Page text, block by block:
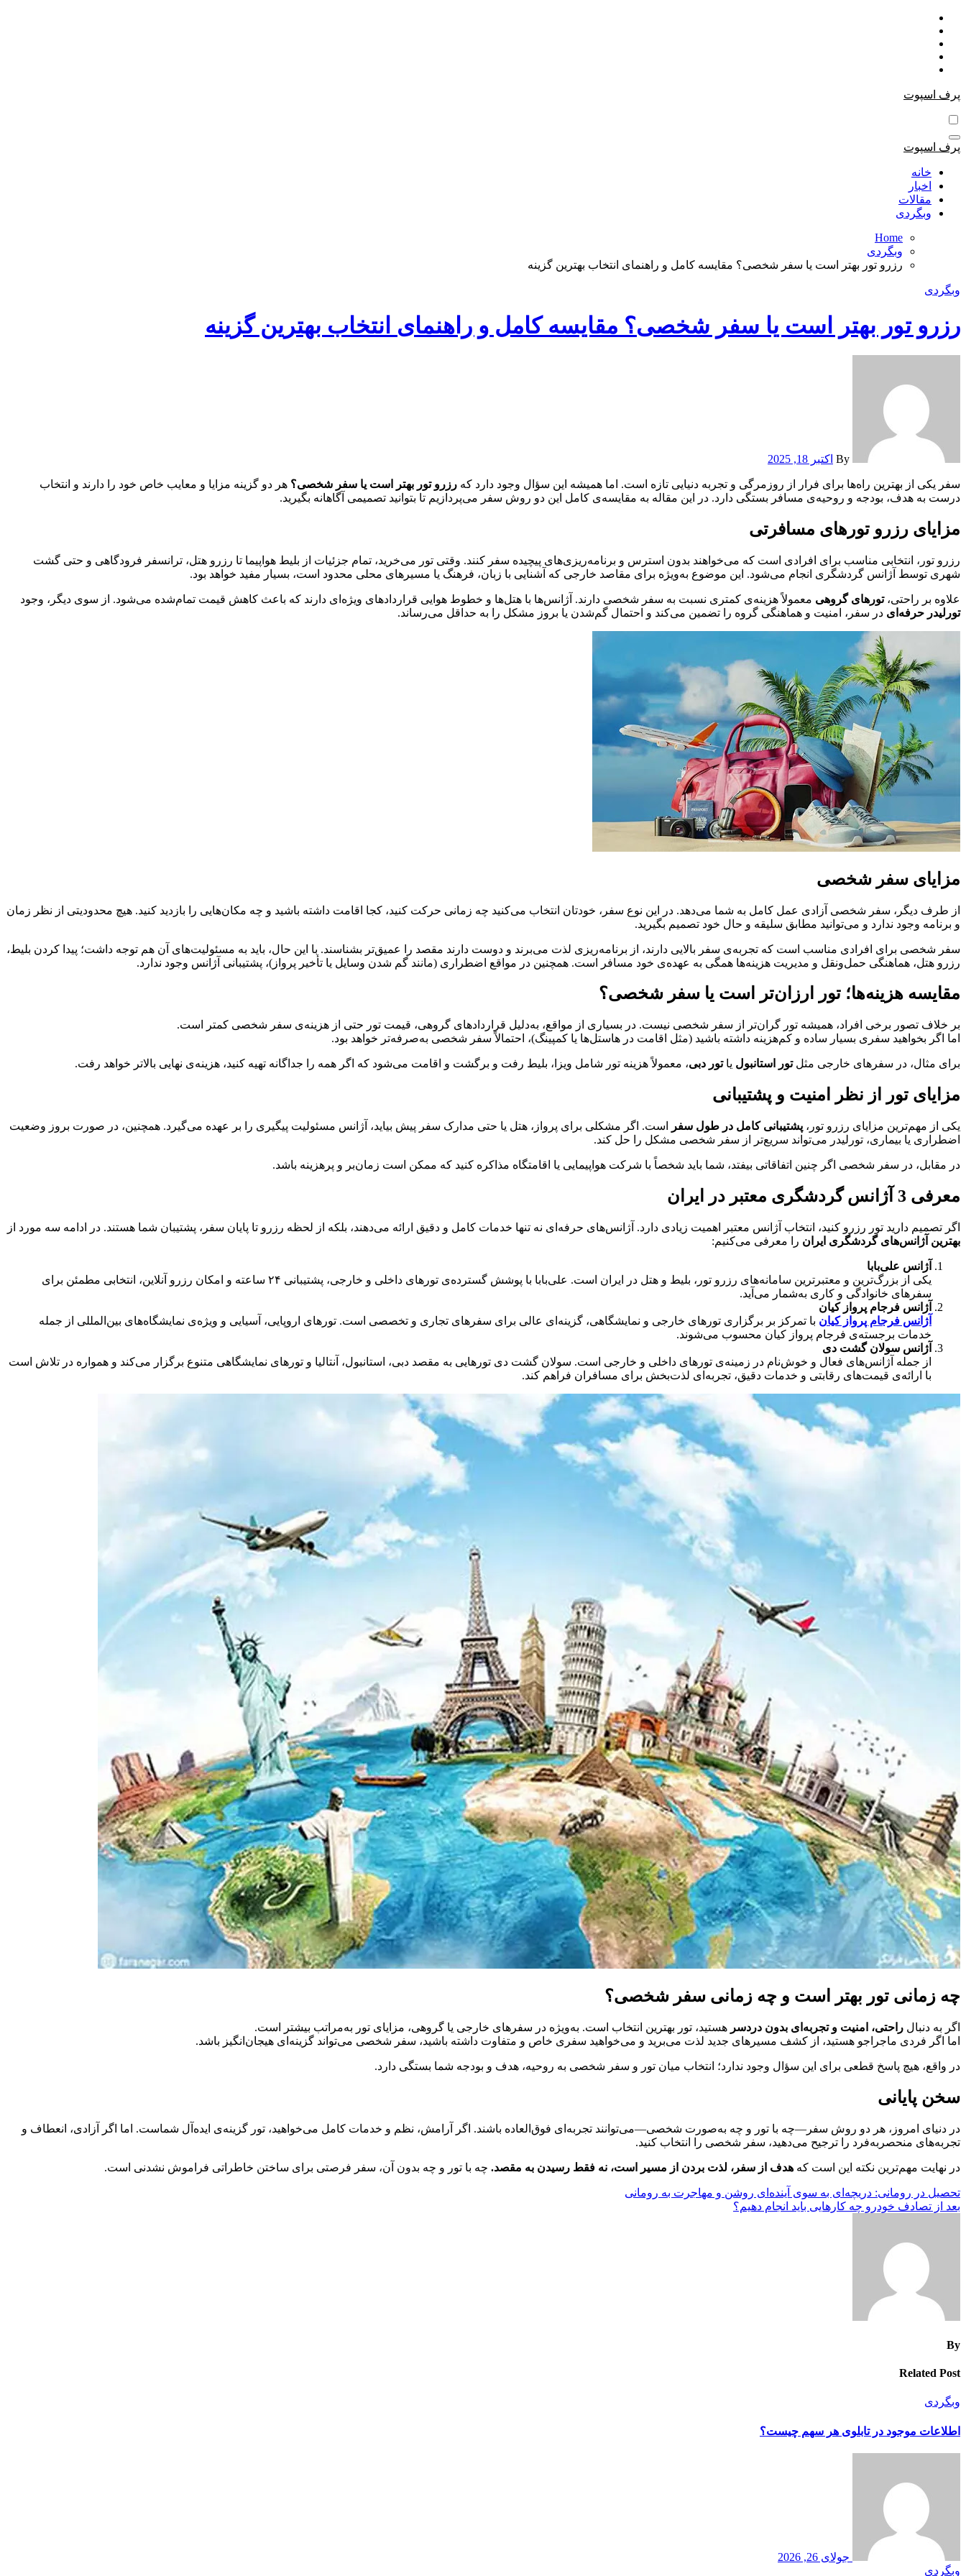
Skip
content
پرف اسپوت
پرف اسپوت
خانه
اخبار
مقالات
وبگردی
Home
وبگردی
رزرو تور بهتر است یا سفر شخصی؟ مقایسه کامل و راهنمای انتخاب بهترین گزینه
وبگردی
رزرو تور بهتر است یا سفر شخصی؟ مقایسه کامل و راهنمای انتخاب بهترین گزینه
اکتبر 18, 2025
سفر یکی از بهترین راه‌ها برای فرار از روزمرگی و تجربه دنیایی تازه است. اما همیشه این سؤال وجود دارد که رزرو تور بهتر است یا سفر شخصی؟ هر دو گزینه مزایا و معایب خاص خود را دارند و انتخاب
درست به هدف، بودجه و روحیه‌ی مسافر بستگی دارد. در این مقاله به مقایسه‌ی کامل این دو روش سفر می‌پردازیم تا بتوانید تصمیمی آگاهانه بگیرید.
مزایای رزرو تورهای مسافرتی
رزرو تور، انتخابی مناسب برای افرادی است که می‌خواهند بدون استرس و برنامه‌ریزی‌های پیچیده سفر کنند. وقتی تور می‌خرید، تمام جزئیات از بلیط هواپیما تا رزرو هتل، ترانسفر فرودگاهی و حتی گشت
شهری توسط آژانس گردشگری انجام می‌شود. این موضوع به‌ویژه برای مقاصد خارجی که آشنایی با زبان، فرهنگ یا مسیرهای محلی محدود است، بسیار مفید خواهد بود.
علاوه بر راحتی،تورهای گروهی معمولاً هزینه‌ی کمتری نسبت به سفر شخصی دارند. آژانس‌ها با هتل‌ها و خطوط هوایی قراردادهای ویژه‌ای دارند که باعث کاهش قیمت تمام‌شده می‌شود. از سوی دیگر، وجود
تورلیدر حرفه‌ای در سفر، امنیت و هماهنگی گروه را تضمین می‌کند و احتمال گم‌شدن یا بروز مشکل را به حداقل می‌رساند.
مزایای سفر شخصی
از طرف دیگر، سفر شخصی آزادی عمل کامل به شما می‌دهد. در این نوع سفر، خودتان انتخاب می‌کنید چه زمانی حرکت کنید، کجا اقامت داشته باشید و چه مکان‌هایی را بازدید کنید. هیچ محدودیتی از نظر زمان
و برنامه وجود ندارد و می‌توانید مطابق سلیقه و حال خود تصمیم بگیرید.
سفر شخصی برای افرادی مناسب است که تجربه‌ی سفر بالایی دارند، از برنامه‌ریزی لذت می‌برند و دوست دارند مقصد را عمیق‌تر بشناسند. با این حال، باید به مسئولیت‌های آن هم توجه داشت؛ پیدا کردن بلیط،
رزرو هتل، هماهنگی حمل‌ونقل و مدیریت هزینه‌ها همگی به عهده‌ی خود مسافر است. همچنین در مواقع اضطراری (مانند گم شدن وسایل یا تأخیر پرواز)، پشتیبانی آژانس وجود ندارد.
مقایسه هزینه‌ها؛ تور ارزان‌تر است یا سفر شخصی؟
بر خلاف تصور برخی افراد، همیشه تور گران‌تر از سفر شخصی نیست. در بسیاری از مواقع، به‌دلیل قراردادهای گروهی، قیمت تور حتی از هزینه‌ی سفر شخصی کمتر است.
اما اگر بخواهید سفری بسیار ساده و کم‌هزینه داشته باشید (مثل اقامت در هاستل‌ها یا کمپینگ)، احتمالاً سفر شخصی به‌صرفه‌تر خواهد بود.
برای مثال، در سفرهای خارجی مثلتور استانبول یاتور دبی، معمولاً هزینه تور شامل ویزا، بلیط رفت و برگشت و اقامت می‌شود که اگر همه را جداگانه تهیه کنید، هزینه‌ی نهایی بالاتر خواهد رفت.
مزایای تور از نظر امنیت و پشتیبانی
یکی از مهم‌ترین مزایای رزرو تور، پشتیبانی کامل در طول سفر
است. اگر مشکلی برای پرواز، هتل یا حتی مدارک سفر پیش بیاید، آژانس مسئولیت پیگیری را بر عهده می‌گیرد. همچنین، در صورت بروز وضعیت
اضطراری یا بیماری، تورلیدر می‌تواند سریع‌تر از سفر شخصی مشکل را حل کند.
در مقابل، در سفر شخصی اگر چنین اتفاقاتی بیفتد، شما باید شخصاً با شرکت هواپیمایی یا اقامتگاه مذاکره کنید که ممکن است زمان‌بر و پرهزینه باشد.
معرفی 3 آژانس گردشگری معتبر در ایران
اگر تصمیم دارید تور رزرو کنید، انتخاب آژانس معتبر اهمیت زیادی دارد. آژانس‌های حرفه‌ای نه تنها خدمات کامل و دقیق ارائه می‌دهند، بلکه از لحظه رزرو تا پایان سفر، پشتیبان شما هستند. در ادامه سه مورد از
بهترین آژانس‌های گردشگری ایران را معرفی می‌کنیم:
آژانس علی‌بابا
یکی از بزرگ‌ترین و معتبرترین سامانه‌های رزرو تور، بلیط و هتل در ایران است. علی‌بابا با پوشش گسترده‌ی تورهای داخلی و خارجی، پشتیبانی ۲۴ ساعته و امکان رزرو آنلاین، انتخابی مطمئن برای
سفرهای خانوادگی و کاری به‌شمار می‌آید.
آژانس فرجام پرواز کیان
آژانس فرجام پرواز کیان با تمرکز بر برگزاری تورهای خارجی و نمایشگاهی، گزینه‌ای عالی برای سفرهای تجاری و تخصصی است. تورهای اروپایی، آسیایی و ویژه‌ی نمایشگاه‌های بین‌المللی از جمله
خدمات برجسته‌ی فرجام پرواز کیان محسوب می‌شوند.
آژانس سولان گشت دی
از جمله آژانس‌های فعال و خوش‌نام در زمینه‌ی تورهای داخلی و خارجی است. سولان گشت دی تورهایی به مقصد دبی، استانبول، آنتالیا و تورهای نمایشگاهی متنوع برگزار می‌کند و همواره در تلاش است
با ارائه‌ی قیمت‌های رقابتی و خدمات دقیق، تجربه‌ای لذت‌بخش برای مسافران فراهم کند.
چه زمانی تور بهتر است و چه زمانی سفر شخصی؟
اگر به دنبال راحتی، امنیت و تجربه‌ای بدون دردسر هستید، تور بهترین انتخاب است. به‌ویژه در سفرهای خارجی یا گروهی، مزایای تور به‌مراتب بیشتر است.
اما اگر فردی ماجراجو هستید، از کشف مسیرهای جدید لذت می‌برید و می‌خواهید سفری خاص و متفاوت داشته باشید، سفر شخصی می‌تواند گزینه‌ای هیجان‌انگیز باشد.
در واقع، هیچ پاسخ قطعی برای این سؤال وجود ندارد؛ انتخاب میان تور و سفر شخصی به روحیه، هدف و بودجه شما بستگی دارد.
سخن پایانی
در دنیای امروز، هر دو روش سفر—چه با تور و چه به‌صورت شخصی—می‌توانند تجربه‌ای فوق‌العاده باشند. اگر آرامش، نظم و خدمات کامل می‌خواهید، تور گزینه‌ی ایده‌آل شماست. اما اگر آزادی، انعطاف و
تجربه‌های منحصربه‌فرد را ترجیح می‌دهید، سفر شخصی را انتخاب کنید.
در نهایت مهم‌ترین نکته این است که هدف از سفر، لذت بردن از مسیر است، نه فقط رسیدن به مقصد. چه با تور و چه بدون آن، سفر فرصتی برای ساختن خاطراتی فراموش‌ نشدنی است.
راهبری
نوشته
تحصیل در رومانی: دریچه‌ای به سوی آینده‌ای روشن و مهاجرت به رومانی
بعد از تصادف خودرو چه کارهایی باید انجام دهیم؟
By
Related Post
وبگردی
اطلاعات موجود در تابلوی هر سهم چیست؟
جولای 26, 2026
وبگردی